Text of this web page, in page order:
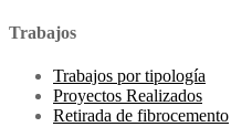
Trabajos
Trabajos por tipología
Proyectos Realizados
Retirada de fibrocemento